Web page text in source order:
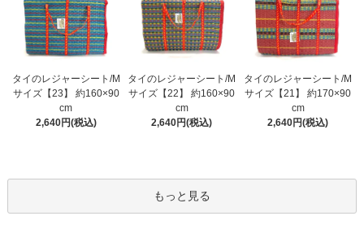
タイのレジャーシート/M
サイズ【23】 約160×90
cm
2,640円(税込)
タイのレジャーシート/M
サイズ【22】 約160×90
cm
2,640円(税込)
タイのレジャーシート/M
サイズ【21】 約170×90
cm
2,640円(税込)
もっと見る